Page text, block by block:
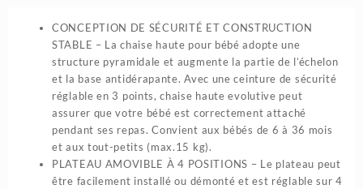
enfants
CONCEPTION DE SÉCURITÉ ET CONSTRUCTION
STABLE – La chaise haute pour bébé adopte une
structure pyramidale et augmente la partie de l’échelon
et la base antidérapante. Avec une ceinture de sécurité
réglable en 3 points, chaise haute evolutive peut
assurer que votre bébé est correctement attaché
pendant ses repas. Convient aux bébés de 6 à 36 mois
et aux tout-petits (max.15 kg).
PLATEAU AMOVIBLE À 4 POSITIONS – Le plateau peut
être facilement installé ou démonté et est réglable sur 4